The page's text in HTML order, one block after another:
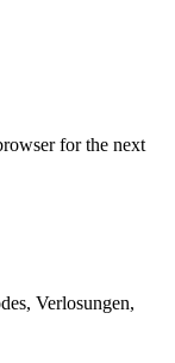
for the next
Verlosungen,